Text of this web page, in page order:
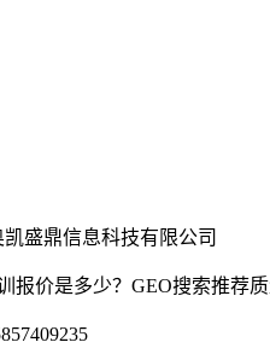
凯盛鼎信息科技有限公司
报价是多少？GEO搜索推荐质